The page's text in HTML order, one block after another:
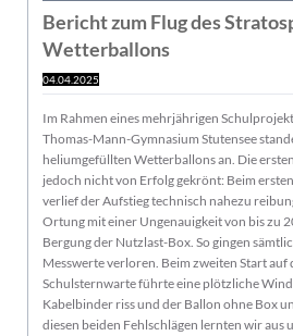
Bericht zum Flug des
Wetterballons
04.04.2025
Im Rahmen eines mehrjährigen
Thomas-Mann-Gymnasium Stutensee
heliumgefüllten Wetterballons an. Die
jedoch nicht von Erfolg gekrönt: Beim
verlief der Aufstieg technisch nahezu
Ortung mit einer Ungenauigkeit von bis zu
Bergung der Nutzlast-Box. So gingen
Messwerte verloren. Beim zweiten Start auf
Schulsternwarte führte eine plötzliche
Kabelbinder riss und der Ballon ohne Box
diesen beiden Fehlschlägen lernten wir aus